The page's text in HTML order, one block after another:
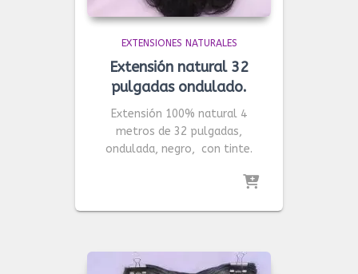
EXTENSIONES NATURALES
Extensión natural 32
pulgadas ondulado.
Extensión 100% natural 4
metros de 32 pulgadas,
ondulada, negro, con tinte.